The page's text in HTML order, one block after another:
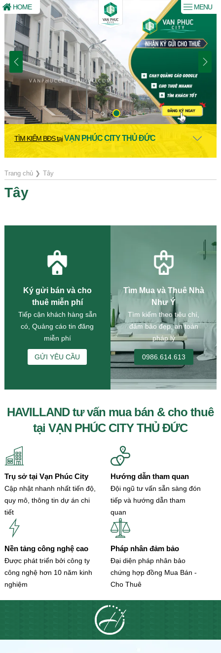
TÌM KIẾM BĐS tạiVẠN PHÚC CITY THỦ ĐỨC
Trang chủ❯ Tây
Tây
Ký gửi bán và cho
thuê miễn phí
Tiếp cận khách hàng sẵn
có, Quảng cáo tin đăng
miễn phí
GỬI YÊU CẦU
Tìm Mua và Thuê Nhà
Như Ý
Tìm kiếm theo tiêu chí,
đảm bảo đẹp, an toàn
pháp lý
0986.614.613
HAVILLAND tư vấn mua bán & cho thuê
tại VẠN PHÚC CITY THỦ ĐỨC
Trụ sở tại Vạn Phúc City
Cập nhật nhanh nhất tiến độ,
quy mô, thông tin dự án chi
tiết
Hướng dẫn tham quan
Đội ngũ tư vấn sẵn sàng đón
tiếp và hướng dẫn tham
quan
Nền tảng công nghệ cao
Được phát triển bởi công ty
công nghệ hơn 10 năm kinh
nghiệm
Pháp nhân đảm bảo
Đại diện pháp nhân bảo
chứng hợp đồng Mua Bán -
Cho Thuê
HOME MENU